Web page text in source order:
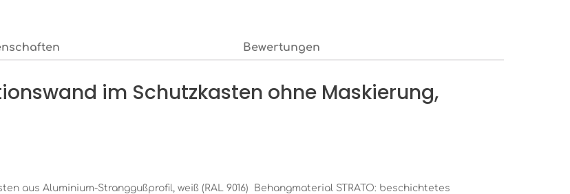
Bewertungen
im Schutzkasten ohne Maskierung,
aus Aluminium-Stranggußprofil, weiß (RAL 9016) Behangmaterial STRATO: beschichtetes